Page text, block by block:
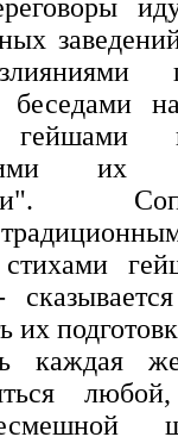
их
их
каждая